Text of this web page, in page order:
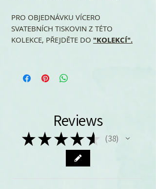
PRO OBJEDNÁVKU VÍCERO
SVATEBNÍCH TISKOVIN Z TÉTO
KOLEKCE, PŘEJDĚTE DO "KOLEKCÍ".
Reviews
★ ★★★★ 38
38